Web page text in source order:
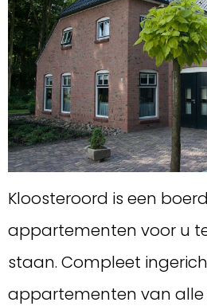
Kloosteroord is een
appartementen voor u
staan. Compleet
appartementen van alle